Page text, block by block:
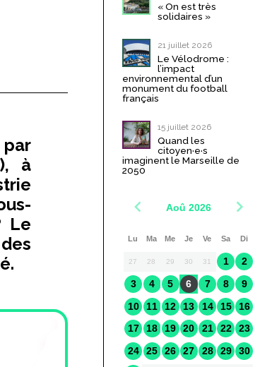
à
Le
« On est très
solidaires »
21 juillet 2026
Le Vélodrome :
l’impact
environnemental d’un
monument du football
français
15 juillet 2026
Quand les
citoyen·e·s
imaginent le Marseille de
2050
Aoû 2026
Lu Ma Me Je Ve Sa Di
27 28 29 30 31 1 2
3 4 5 6 7 8 9
10 11 12 13 14 15 16
17 18 19 20 21 22 23
24 25 26 27 28 29 30